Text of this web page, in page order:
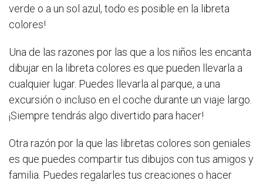
verde o a un sol azul, todo es posible en la libreta
colores!
Una de las razones por las que a los niños les encanta
dibujar en la libreta colores es que pueden llevarla a
cualquier lugar. Puedes llevarla al parque, a una
excursión o incluso en el coche durante un viaje largo.
¡Siempre tendrás algo divertido para hacer!
Otra razón por la que las libretas colores son geniales
es que puedes compartir tus dibujos con tus amigos y
familia. Puedes regalarles tus creaciones o hacer